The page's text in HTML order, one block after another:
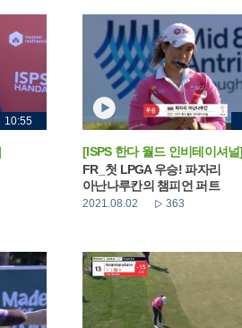
10:55
[ISPS 한다 월드 인비테이셔
FR_첫 LPGA 우승! 파자리
아난나루칸의 챔피언 퍼트
2021.08.02 363